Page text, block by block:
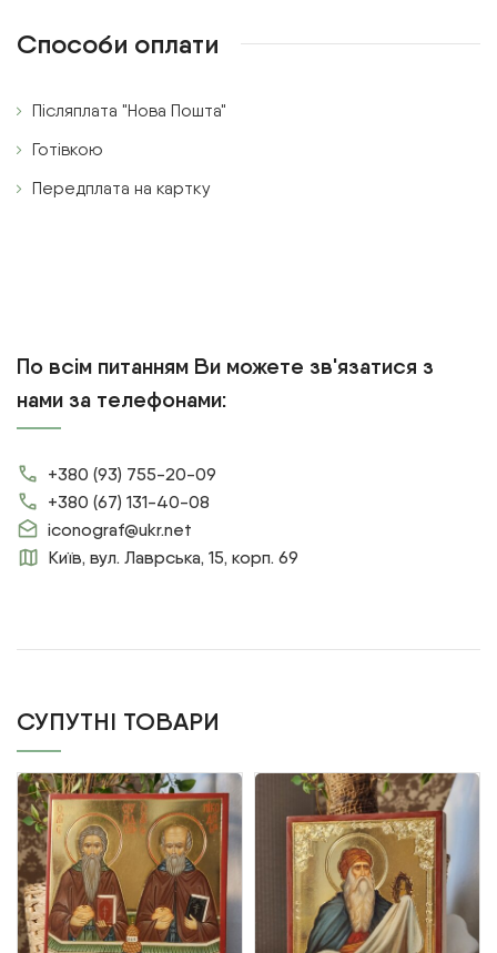
Способи оплати
Післяплата "Нова Пошта"
Готівкою
Передплата на картку
По всім питанням Ви можете зв'язатися з
нами за телефонами:
+380 (93) 755-20-09
+380 (67) 131-40-08
iconograf@ukr.net
Київ, вул. Лаврська, 15, корп. 69
СУПУТНІ ТОВАРИ